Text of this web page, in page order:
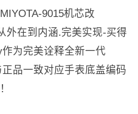
9015机芯改
外在到内涵.完美实现-买得
为完美诠释全新一代
品一致对应手表底盖编码